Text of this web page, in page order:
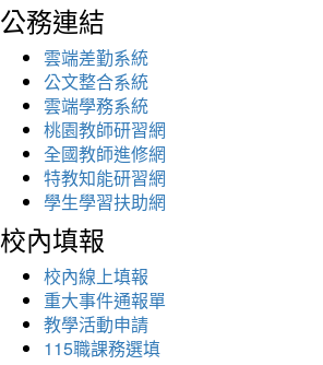
公務連結
雲端差勤系統
公文整合系統
雲端學務系統
桃園教師研習網
全國教師進修網
特教知能研習網
學生學習扶助網
校內填報
校內線上填報
重大事件通報單
教學活動申請
115職課務選填